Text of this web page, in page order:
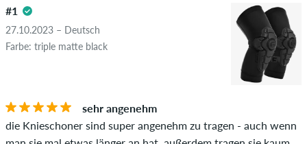
#1
27.10.2023 – Deutsch
Farbe: triple matte black
sehr angenehm
die Knieschoner sind super angenehm zu tragen - auch wenn